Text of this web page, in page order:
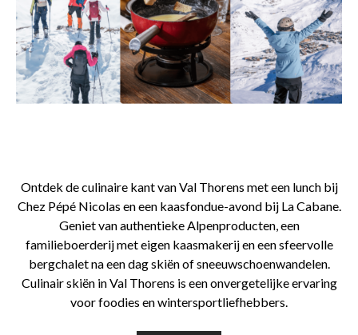
Ontdek de culinaire kant van Val Thorens met een lunch bij
Chez Pépé Nicolas en een kaasfondue-avond bij La Cabane.
Geniet van authentieke Alpenproducten, een
familieboerderij met eigen kaasmakerij en een sfeervolle
bergchalet na een dag skiën of sneeuwschoenwandelen.
Culinair skiën in Val Thorens is een onvergetelijke ervaring
voor foodies en wintersportliefhebbers.